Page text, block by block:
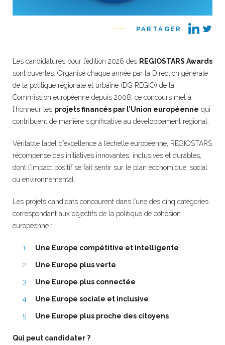
PARTAGER
Les candidatures pour l’édition 2026 des REGIOSTARS Awards
sont ouvertes. Organisé chaque année par la Direction générale
de la politique régionale et urbaine (DG REGIO) de la
Commission européenne depuis 2008, ce concours met à
l’honneur les projets financés par l’Union européenne qui
contribuent de manière significative au développement régional.
Véritable label d’excellence à l’échelle européenne, REGIOSTARS
récompense des initiatives innovantes, inclusives et durables,
dont l’impact positif se fait sentir sur le plan économique, social
ou environnemental.
Les projets candidats concourent dans l’une des cinq catégories
correspondant aux objectifs de la politique de cohésion
européenne :
Une Europe compétitive et intelligente
Une Europe plus verte
Une Europe plus connectée
Une Europe sociale et inclusive
Une Europe plus proche des citoyens
Qui peut candidater ?